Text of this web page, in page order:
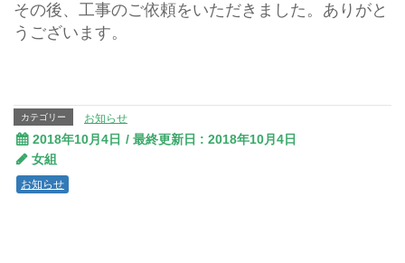
その後、工事のご依頼をいただきました。ありがと
うございます。
カテゴリー お知らせ
2018年10月4日 / 最終更新日 : 2018年10月4日
女組
お知らせ